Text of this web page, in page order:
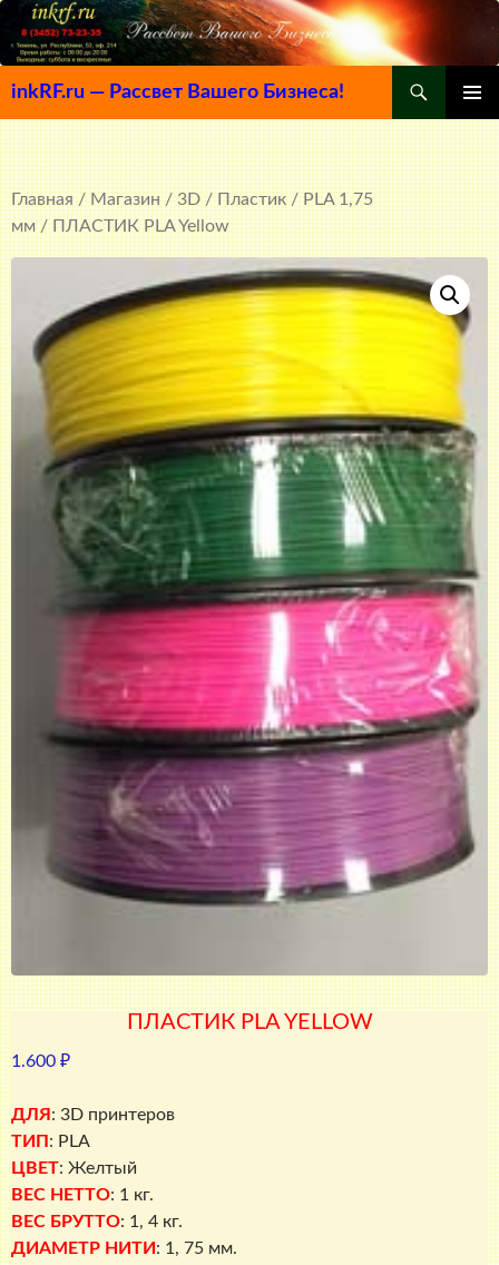
inkRF.ru — Рассвет Вашего Бизнеса!
МЕНЮ
К
СОДЕРЖИМОМУ
Главная/Магазин/3D/Пластик/PLA 1,75
мм/ ПЛАСТИК PLA Yellow
ПЛАСТИК PLA YELLOW
1.600 ₽
ДЛЯ : 3D принтеров
ТИП : PLA
ЦВЕТ: Желтый
ВЕС НЕТТО: 1 кг.
ВЕС БРУТТО: 1, 4 кг.
ДИАМЕТР НИТИ : 1, 75 мм.